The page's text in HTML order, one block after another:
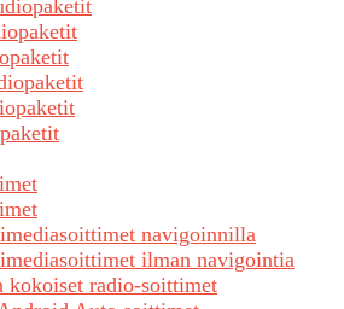
navigoinnilla
ilman navigointia
kokoiset radio-soittimet